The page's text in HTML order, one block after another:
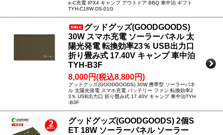
e-C充電 IPX4 キャンプ アウトドア BBQ 車中泊 ギフト
TYH-C18W DS-01G
グッドグッズ(GOODGOODS)
30W スマホ充電 ソーラーパネル 太
陽光発電 転換効率23％ USB出力口
折り畳み式 17.40V キャンプ 車中泊
TYH-B3F
8,000円(税込8,800円)
グッドグッズ(GOODGOODS) 30W 携帯型 ソーラーパネ
ル 太陽光発電 スマホ充電 バッテリー ファン 転換効率2
3％ USB出力口 折り畳み式 17.40V キャンプ 車中泊TYH
-B3F
グッドグッズ(GOODGOODS) 2個S
ET 18W ソーラーパネル ソーラー